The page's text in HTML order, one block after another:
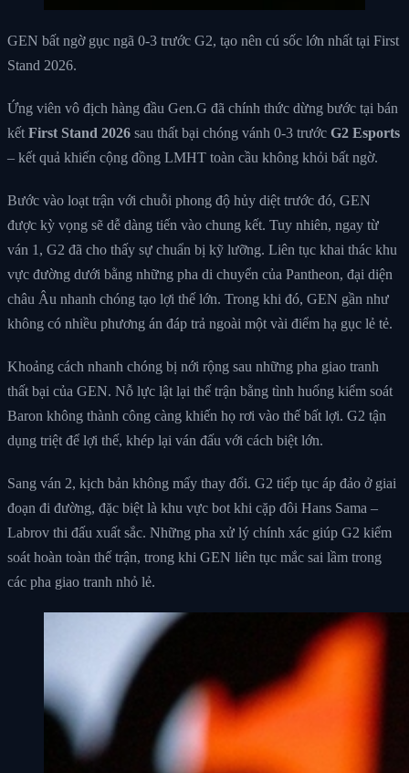
GEN bất ngờ gục ngã 0-3 trước G2, tạo nên cú sốc lớn nhất tại First
Stand 2026.
Ứng viên vô địch hàng đầu Gen.G đã chính thức dừng bước tại bán
kết First Stand 2026 sau thất bại chóng vánh 0-3 trước G2 Esports
– kết quả khiến cộng đồng LMHT toàn cầu không khỏi bất ngờ.
Bước vào loạt trận với chuỗi phong độ hủy diệt trước đó, GEN
được kỳ vọng sẽ dễ dàng tiến vào chung kết. Tuy nhiên, ngay từ
ván 1, G2 đã cho thấy sự chuẩn bị kỹ lưỡng. Liên tục khai thác khu
vực đường dưới bằng những pha di chuyển của Pantheon, đại diện
châu Âu nhanh chóng tạo lợi thế lớn. Trong khi đó, GEN gần như
không có nhiều phương án đáp trả ngoài một vài điểm hạ gục lẻ tẻ.
Khoảng cách nhanh chóng bị nới rộng sau những pha giao tranh
thất bại của GEN. Nỗ lực lật lại thế trận bằng tình huống kiểm soát
Baron không thành công càng khiến họ rơi vào thế bất lợi. G2 tận
dụng triệt để lợi thế, khép lại ván đấu với cách biệt lớn.
Sang ván 2, kịch bản không mấy thay đổi. G2 tiếp tục áp đảo ở giai
đoạn đi đường, đặc biệt là khu vực bot khi cặp đôi Hans Sama –
Labrov thi đấu xuất sắc. Những pha xử lý chính xác giúp G2 kiểm
soát hoàn toàn thế trận, trong khi GEN liên tục mắc sai lầm trong
các pha giao tranh nhỏ lẻ.